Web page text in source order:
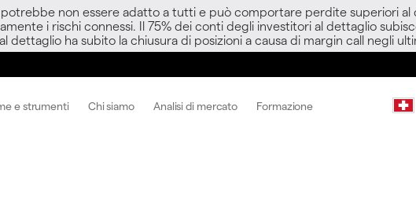
non essere adatto a tutti e può comportare perdite superiori
i rischi connessi. Il 75% dei conti degli investitori al dettaglio
dettaglio ha subito la chiusura di posizioni a causa di margin call negli
e strumenti Chi siamo Analisi di mercato Formazione